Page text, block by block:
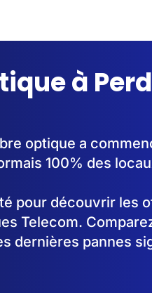
à
optique a
100% des
pour découvrir les
Telecom.
dernières pannes